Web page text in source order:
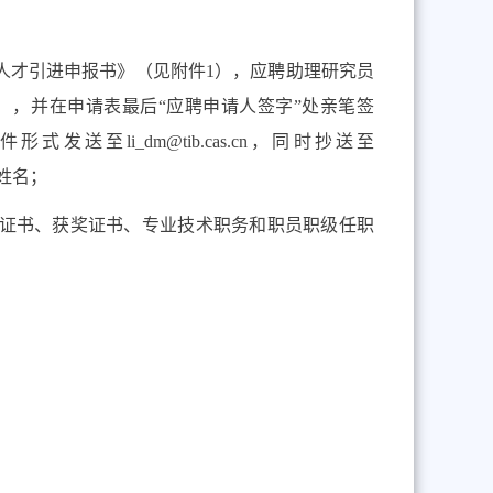
才引进申报书》（见附件1 ） ， 应聘助理研究员
，并在申请表最后“应聘申请人签字”处亲笔签
形式发送至li_dm@tib.cas.cn ，同时抄送至
名；
书、获奖证书、专业技术职务和职员职级任职